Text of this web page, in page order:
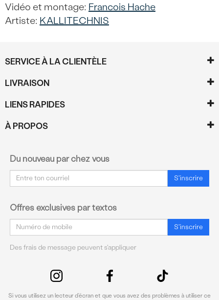
Vidéo et montage: Francois Hache
Artiste: KALLITECHNIS
SERVICE À LA CLIENTÈLE
LIVRAISON
LIENS RAPIDES
À PROPOS
Du nouveau par chez vous
Courriel S'inscrire
Offres exclusives par textos
Courriel S'inscrire
Des frais de message peuvent s'appliquer
Si vous utilisez un lecteur d’écran et que vous avez des problèmes à utiliser ce